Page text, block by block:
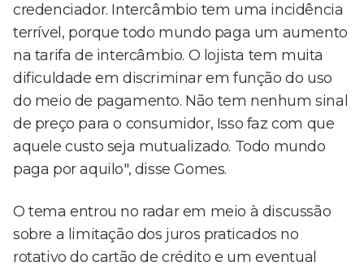
credenciador. Intercâmbio tem uma incidência
terrível, porque todo mundo paga um aumento
na tarifa de intercâmbio. O lojista tem muita
dificuldade em discriminar em função do uso
do meio de pagamento. Não tem nenhum sinal
de preço para o consumidor, Isso faz com que
aquele custo seja mutualizado. Todo mundo
paga por aquilo", disse Gomes.
O tema entrou no radar em meio à discussão
sobre a limitação dos juros praticados no
rotativo do cartão de crédito e um eventual